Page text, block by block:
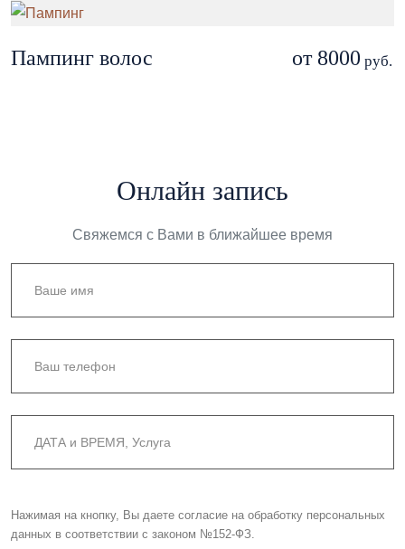
Пампинг волос от 8000 руб.
Онлайн запись
Свяжемся с Вами в ближайшее время
Нажимая на кнопку, Вы даете согласие на обработку персональных
данных в соответствии с законом №152-ФЗ.